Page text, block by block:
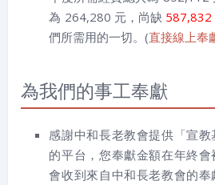
為 264,280 元，尚缺 587,832
們所需用的一切。(直接線上奉
為我們的事工奉獻
感謝中和長老教會提供「宣
的平台，您奉獻金額在年終
會收到來自中和長老教會的